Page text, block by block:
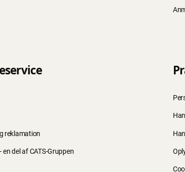
reklamation
en del af CATS-Gruppen